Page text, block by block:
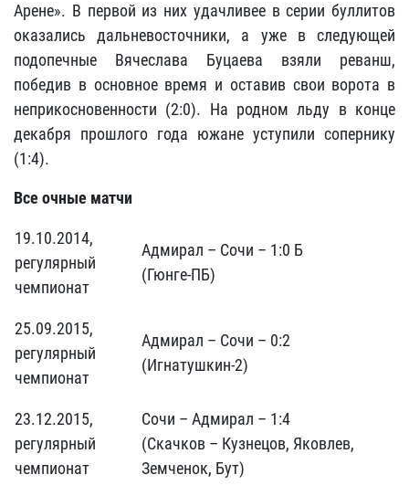
Арене». В первой из них удачливее в серии буллитов
оказались дальневосточники, а уже в следующей
подопечные Вячеслава Буцаева взяли реванш,
победив в основное время и оставив свои ворота в
неприкосновенности (2:0). На родном льду в конце
декабря прошлого года южане уступили сопернику
(1:4).
Все очные матчи
19.10.2014,
регулярный
чемпионат
Адмирал – Сочи – 1:0 Б
(Гюнге-ПБ)
25.09.2015,
регулярный
чемпионат
Адмирал – Сочи – 0:2
(Игнатушкин-2)
23.12.2015,
регулярный
чемпионат
Сочи – Адмирал – 1:4
(Скачков – Кузнецов, Яковлев,
Земченок, Бут)